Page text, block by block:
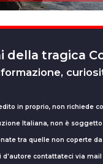
della tragica
in proprio, non richiede
Italiana, non è
tra quelle non coperte
contattateci via